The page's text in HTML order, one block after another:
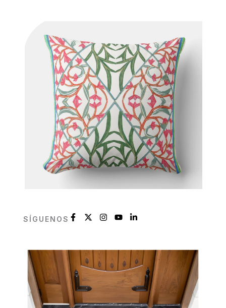
SÍGUENOS